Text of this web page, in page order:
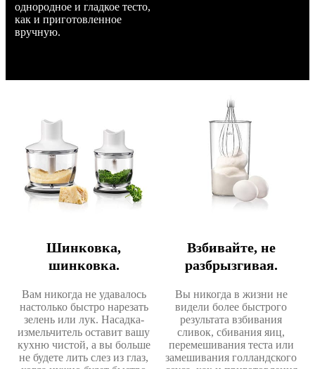
однородное и гладкое тесто,
как и приготовленное
вручную.
Шинковка,
шинковка.
Вам никогда не удавалось
настолько быстро нарезать
зелень или лук. Насадка-
измельчитель оставит вашу
кухню чистой, а вы больше
не будете лить слез из глаз,
Взбивайте, не
разбрызгивая.
Вы никогда в жизни не
видели более быстрого
результата взбивания
сливок, сбивания яиц,
перемешивания теста или
замешивания голландского